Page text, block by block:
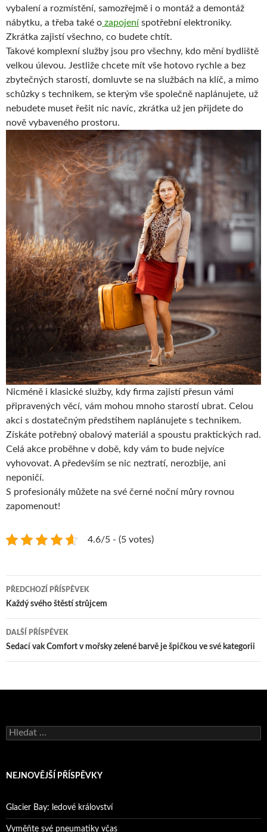
vybalení a rozmístění, samozřejmě i o montáž a demontáž
nábytku, a třeba také o zapojení spotřební elektroniky.
Zkrátka zajistí všechno, co budete chtít.
Takové komplexní služby jsou pro všechny, kdo mění bydliště
velkou úlevou. Jestliže chcete mít vše hotovo rychle a bez
zbytečných starostí, domluvte se na službách na klíč, a mimo
schůzky s technikem, se kterým vše společně naplánujete, už
nebudete muset řešit nic navíc, zkrátka už jen přijdete do
nově vybaveného prostoru.
Nicméně i klasické služby, kdy firma zajistí přesun vámi
připravených věcí, vám mohou mnoho starostí ubrat. Celou
akci s dostatečným předstihem naplánujete s technikem.
Získáte potřebný obalový materiál a spoustu praktických rad.
Celá akce proběhne v době, kdy vám to bude nejvíce
vyhovovat. A především se nic neztratí, nerozbije, ani
neponičí.
S profesionály můžete na své černé noční můry rovnou
zapomenout!
4.6/5 - (5 votes)
Navigace
pro
příspěvky
PŘEDCHOZÍ PŘÍSPĚVEK
Každý svého štěstí strůjcem
DALŠÍ PŘÍSPĚVEK
Sedací vak Comfort v mořsky zelené barvě je špičkou ve své kategorii
Vyhledávání
NEJNOVĚJŠÍ PŘÍSPĚVKY
Glacier Bay: ledové království
Vyměňte své pneumatiky včas